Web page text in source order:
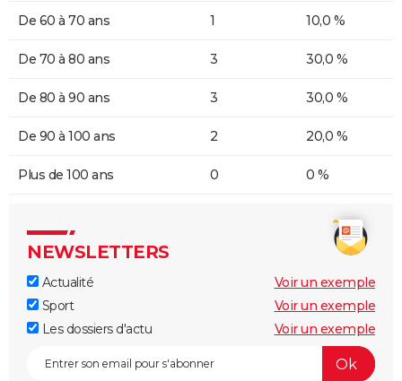
De 60 à 70 ans 1 10,0 %
De 70 à 80 ans 3 30,0 %
De 80 à 90 ans 3 30,0 %
De 90 à 100 ans 2 20,0 %
Plus de 100 ans 0 0 %
NEWSLETTERS
Actualité
Voir un exemple
Sport
Voir un exemple
Les dossiers d'actu
Voir un exemple